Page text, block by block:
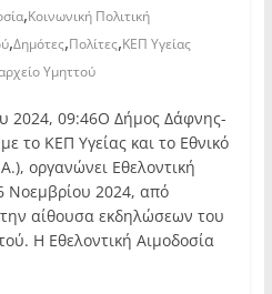
,Κοινωνική Πολιτική
,Δημότες,Πολίτες,ΚΕΠ Υγείας
Υμηττού
2024, 09:46Ο Δήμος Δάφνης-
το ΚΕΠ Υγείας και το Εθνικό
οργανώνει Εθελοντική
Νοεμβρίου 2024, από
αίθουσα εκδηλώσεων του
Η Εθελοντική Αιμοδοσία